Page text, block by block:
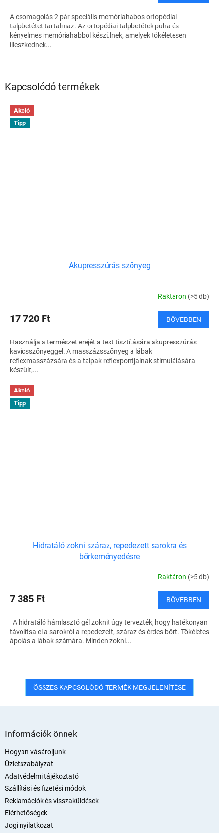
Kapcsolódó termékek
Akció
Tipp
Akupresszúrás szőnyeg
Raktáron (>5 db)
17 720 Ft BŐVEBBEN
Használja a természet erejét a test tisztítására akupresszúrás
kavicsszőnyeggel. A masszázsszőnyeg a lábak
reflexmasszázsára és a talpak reflexpontjainak stimulálására
készült,...
Akció
Tipp
Hidratáló zokni száraz, repedezett sarokra és
bőrkeményedésre
Raktáron (>5 db)
7 385 Ft BŐVEBBEN
A hidratáló hámlasztó gél zoknit úgy tervezték, hogy hatékonyan
távolítsa el a sarokról a repedezett, száraz és érdes bőrt. Tökéletes
ápolás a lábak számára. Minden zokni...
ÖSSZES KAPCSOLÓDÓ TERMÉK MEGJELENÍTÉSE
A csomagolás 2 pár speciális memóriahabos ortopédiai
talpbetétet tartalmaz. Az ortopédiai talpbetétek puha és
kényelmes memóriahabból készülnek, amelyek tökéletesen
illeszkednek...
Információk önnek
Hogyan vásároljunk
Üzletszabályzat
Adatvédelmi tájékoztató
Szállítási és fizetési módok
Reklamációk és visszaküldések
Elérhetőségek
Jogi nyilatkozat